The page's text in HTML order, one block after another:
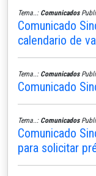
Tema..: Comunicados
Comunicado
calendario de
Tema..: Comunicados
Comunicado
Tema..: Comunicados
Comunicado
para solicitar